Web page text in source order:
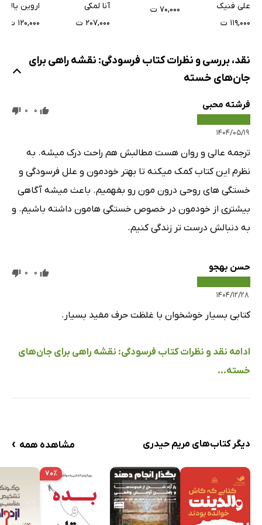
علی فنیک
۱۱۹,۰۰۰ ت
۷۰,۰۰۰ ت
آنا لمکی
۲۰۷,۰۰۰ ت
اروین یالوم
۱۲۰,۰۰۰ ت
نقد، بررسی و نظرات کتاب فرسودگی: نقشه راهی برای
جان‌های خسته
فرشته محبی
۱۴۰۴/۰۵/۱۹
0
0
ترجمه عالی و روان هست مطالبش هم راحت درک میشه. به
نظرم این کتاب کمک میکنه تا بهتر خودمون و علل فرسودگی و
خستگی های روحی درون مون رو بفهمیم. باعث میشه آگاهی
بیشتری از خودمون در خصوص خستگی هامون داشته باشیم. و
به دنبالش درست تر زندگی کنیم.
حسن بهجو
۱۴۰۴/۱۲/۲۸
0
0
کتابی بسیار خوشخوان با غلظت حرف مفید بسیار.
ادامه نقد و نظرات کتاب فرسودگی: نقشه راهی برای جان‌های
خسته...
دیگر کتاب‌های مریم حیدری مشاهده همه ›
۷۰٪